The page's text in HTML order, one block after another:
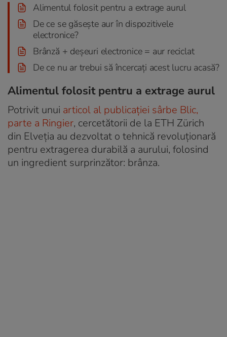
Alimentul folosit pentru a extrage aurul
De ce se găsește aur în dispozitivele
electronice?
Brânză + deșeuri electronice = aur reciclat
De ce nu ar trebui să încercați acest lucru acasă?
Alimentul folosit pentru a extrage aurul
Potrivit unui articol al publicației sârbe Blic,
parte a Ringier, cercetătorii de la ETH Zürich
din Elveția au dezvoltat o tehnică revoluționară
pentru extragerea durabilă a aurului, folosind
un ingredient surprinzător: brânza.